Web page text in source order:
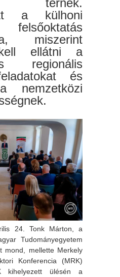
térnek.
a külhoni
miszerint
ellátni a
regionális
és
nemzetközi
24. Tonk Márton, a
Tudományegyetem
mond, mellette Merkely
Konferencia (MRK)
ülésén a